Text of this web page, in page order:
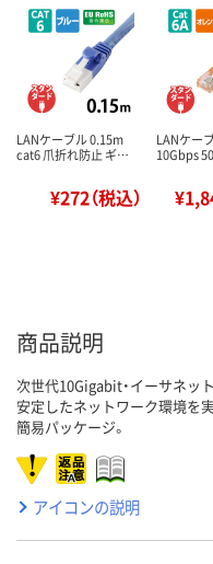
LANケーブル 0.15m
cat6 爪折れ防止 ギ…
¥272（税込）
LANケー
10Gbps
商品説明
次世代10Gigabit・イーサネッ
安定したネットワーク環境を
簡易パッケージ。
アイコンの説明